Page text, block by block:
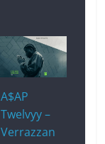
A$AP
Twelvyy –
Verrazzan